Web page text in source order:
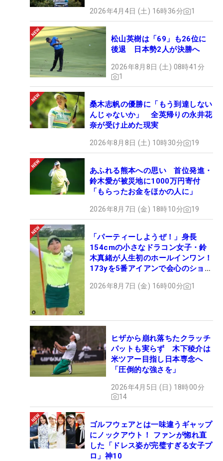
2026年4月4日 (土) 16時36分 1
松山英樹は「69」も26位に
後退 日本勢2人が決勝へ
2026年8月8日 (土) 08時41分
1
桑木志帆の優勝に「もう到達しない
んじゃないか」 全英帰りの永井花
奈が受け止めた現実
2026年8月8日 (土) 10時30分 19
あふれる熊本への思い 首位発進・
鈴木愛が被災地に1000万円寄付
「もらったお金をほかの人に」
2026年8月7日 (金) 18時10分 19
「パーティーしようぜ！」身長
154cmの小さなドラコン女子・鈴
木真緒が人生初のホールインワン！
173yを5番アイアンで会心のショッ
2026年8月7日 (金) 16時00分 1
ヒザから崩れ落ちたクラッチ
パットも実らず 木下稜介は
米ツアー目指し日本専念へ
「圧倒的な強さを」
2026年4月5日 (日) 18時00分
14
ゴルフウェアとは一味違うギャップ
にノックアウト！ ファンが惚れ直
した「ドレス姿が完璧すぎる女子プ
ロ」神10